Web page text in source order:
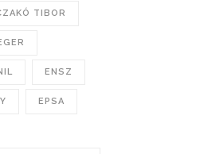
TIBOR
ENSZ
EPSA